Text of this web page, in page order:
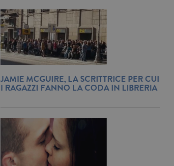
JAMIE MCGUIRE, LA SCRITTRICE PER CUI
I RAGAZZI FANNO LA CODA IN LIBRERIA